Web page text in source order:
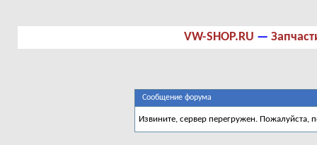
VW-SHOP.RU —
Сообщение форума
Извините, сервер перегружен. Пожалуйста,